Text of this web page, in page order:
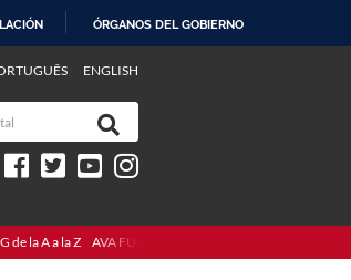
ÓRGANOS DEL GOBIERNO
ENGLISH
de la A a la Z AVA FURG